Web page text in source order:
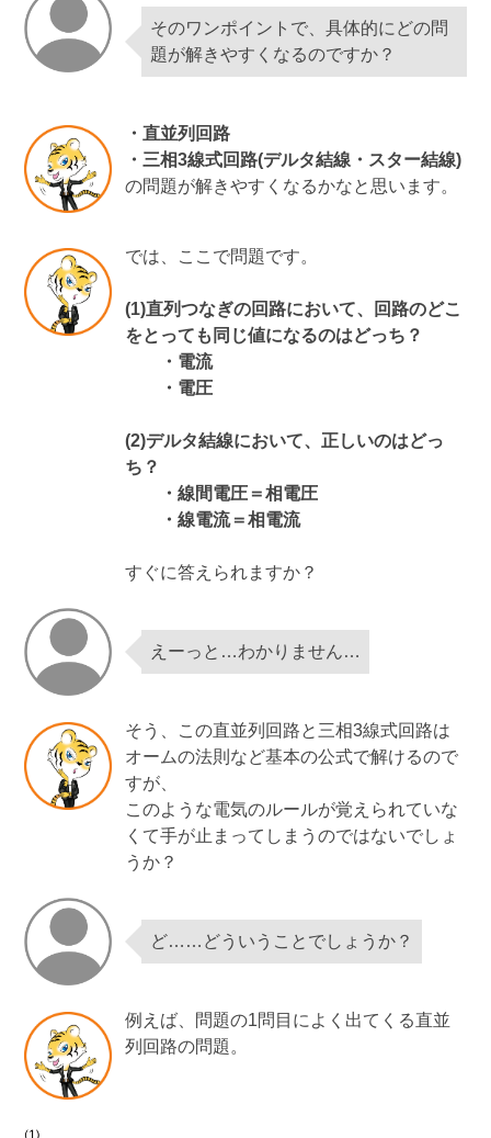
そのワンポイントで、具体的にどの問
題が解きやすくなるのですか？
・直並列回路
・三相3線式回路(デルタ結線・スター結線)
の問題が解きやすくなるかなと思います。
では、ここで問題です。
(1)直列つなぎの回路において、回路のどこ
をとっても同じ値になるのはどっち？
・電流
・電圧
(2)デルタ結線において、正しいのはどっ
ち？
・線間電圧＝相電圧
・線電流＝相電流
すぐに答えられますか？
えーっと…わかりません…
そう、この直並列回路と三相3線式回路は
オームの法則など基本の公式で解けるので
すが、
このような電気のルールが覚えられていな
くて手が止まってしまうのではないでしょ
うか？
ど……どういうことでしょうか？
例えば、問題の1問目によく出てくる直並
列回路の問題。